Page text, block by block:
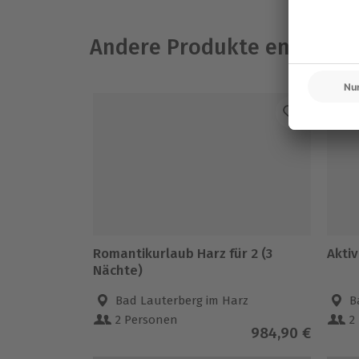
Andere Produkte
Romantikurlaub Harz für 2 (3
Nächte)
Bad Lauterberg im Harz
2 Personen
984,90 €
2